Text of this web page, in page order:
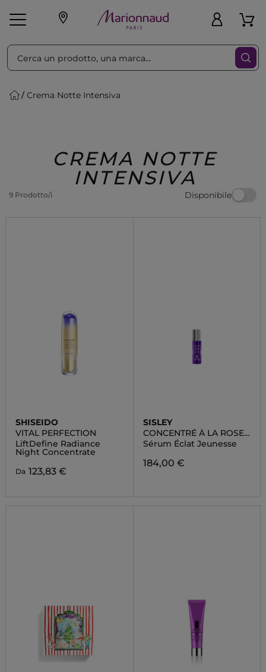
Make-up Profumi
Regalo
Crema Notte Intensiva
CREMA NOTTE
INTENSIVA
9 Prodotto/i Disponibile
Ordina per Filtra
SHISEIDO
VITAL PERFECTION
LiftDefine Radiance
Night Concentrate
Da 123,83 €
SISLEY
CONCENTRÉ À LA ROSE
NOIRE
Sérum Éclat Jeunesse
184,00 €